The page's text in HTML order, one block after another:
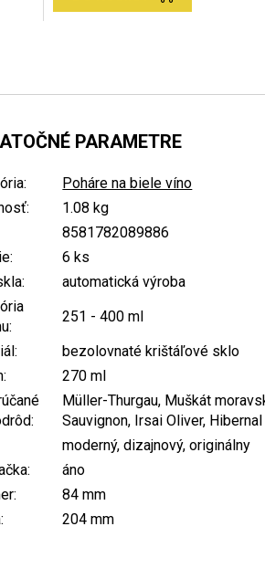
PARAMETRE
:
Poháre na biele víno
:
1.08 kg
8581782089886
:
6 ks
:
automatická výroba
:
251 - 400 ml
:
bezolovnaté krištáľové sklo
:
270 ml
:
Müller-Thurgau, Muškát
Sauvignon, Irsai Oliver, Hibernal
moderný, dizajnový, originálny
:
áno
:
84 mm
: 204 mm